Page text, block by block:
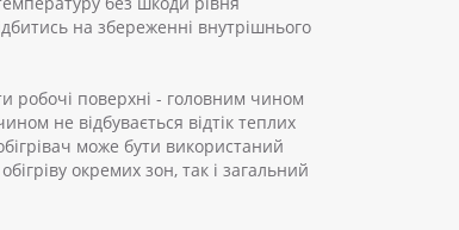
на збереженні внутрішнього
робочі поверхні - головним чином
не відбувається відтік теплих
може бути використаний
окремих зон, так і загальний